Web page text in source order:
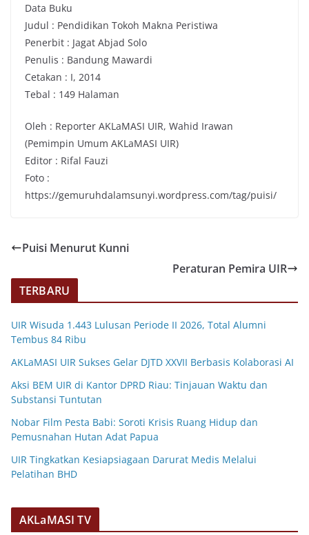
Data Buku
Judul : Pendidikan Tokoh Makna Peristiwa
Penerbit : Jagat Abjad Solo
Penulis : Bandung Mawardi
Cetakan : I, 2014
Tebal : 149 Halaman
Oleh : Reporter AKLaMASI UIR, Wahid Irawan
(Pemimpin Umum AKLaMASI UIR)
Editor : Rifal Fauzi
Foto :
https://gemuruhdalamsunyi.wordpress.com/tag/puisi/
Puisi Menurut Kunni
Peraturan Pemira UIR
TERBARU
UIR Wisuda 1.443 Lulusan Periode II 2026, Total Alumni
Tembus 84 Ribu
AKLaMASI UIR Sukses Gelar DJTD XXVII Berbasis Kolaborasi AI
Aksi BEM UIR di Kantor DPRD Riau: Tinjauan Waktu dan
Substansi Tuntutan
Nobar Film Pesta Babi: Soroti Krisis Ruang Hidup dan
Pemusnahan Hutan Adat Papua
UIR Tingkatkan Kesiapsiagaan Darurat Medis Melalui
Pelatihan BHD
AKLaMASI TV